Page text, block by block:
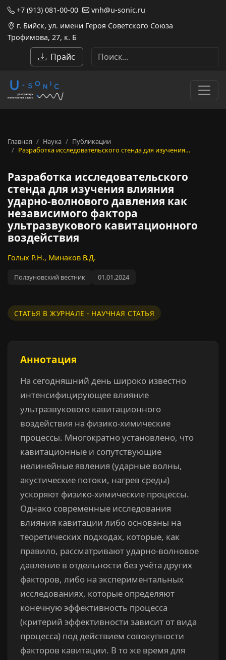
+7 (913) 081-00-00
vnh@u-sonic.ru
г. Бийск, ул. имени Героя Советского Союза
Трофимова, 27, к. Б
Прайс
Главная Наука
Публикации
Разработка исследовательского стенда для изучения…
Разработка исследовательского
стенда для изучения влияния
ударно-волнового давления как
независимого фактора
ультразвукового кавитационного
воздействия
Голых Р.Н., Минаков В.Д.
Ползуновский вестник 01.01.2024
СТАТЬЯ В ЖУРНАЛЕ - НАУЧНАЯ СТАТЬЯ
Аннотация
На сегодняшний день широко известно
интенсифицирующее влияние
ультразвукового кавитационного
воздействия на физико-химические
процессы. Многократно установлено, что
кавитационные и сопутствующие
нелинейные явления (ударные волны,
акустические потоки, нагрев среды)
ускоряют физико-химические процессы.
Однако современные исследования
влияния кавитации либо основаны на
теоретических подходах, которые, как
правило, рассматривают ударно-волновое
давление в отдельности без учёта других
факторов, либо на экспериментальных
исследованиях, которые определяют
конечную эффективность процесса
(критерий эффективности зависит от вида
процесса) под действием совокупности
факторов кавитации. В то же время для